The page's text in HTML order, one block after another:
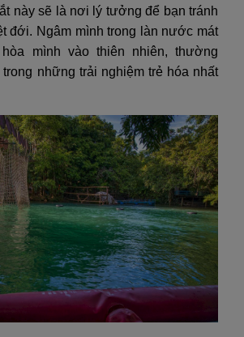
này sẽ là nơi lý tưởng để bạn tránh
đới. Ngâm mình trong làn nước mát
mình vào thiên nhiên, thường
những trải nghiệm trẻ hóa nhất